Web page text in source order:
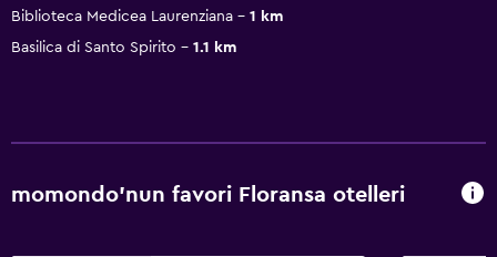
Biblioteca Medicea Laurenziana
1 km
Basilica di Santo Spirito
1.1 km
momondo'nun favori Floransa otelleri